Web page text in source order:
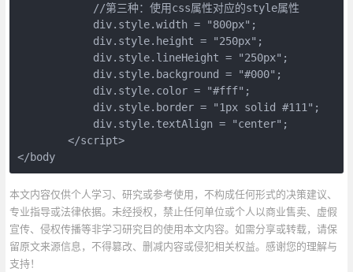
            //第三种：使用css属性对应的style属性
            div.style.width = "800px";
            div.style.height = "250px";
            div.style.lineHeight = "250px";
            div.style.background = "#000";
            div.style.color = "#fff";
            div.style.border = "1px solid #111";
            div.style.textAlign = "center";
        </script>
</body
本文内容仅供个人学习、研究或参考使用，不构成任何形式的决策建议、
专业指导或法律依据。未经授权，禁止任何单位或个人以商业售卖、虚假
宣传、侵权传播等非学习研究目的使用本文内容。如需分享或转载，请保
留原文来源信息，不得篡改、删减内容或侵犯相关权益。感谢您的理解与
支持！